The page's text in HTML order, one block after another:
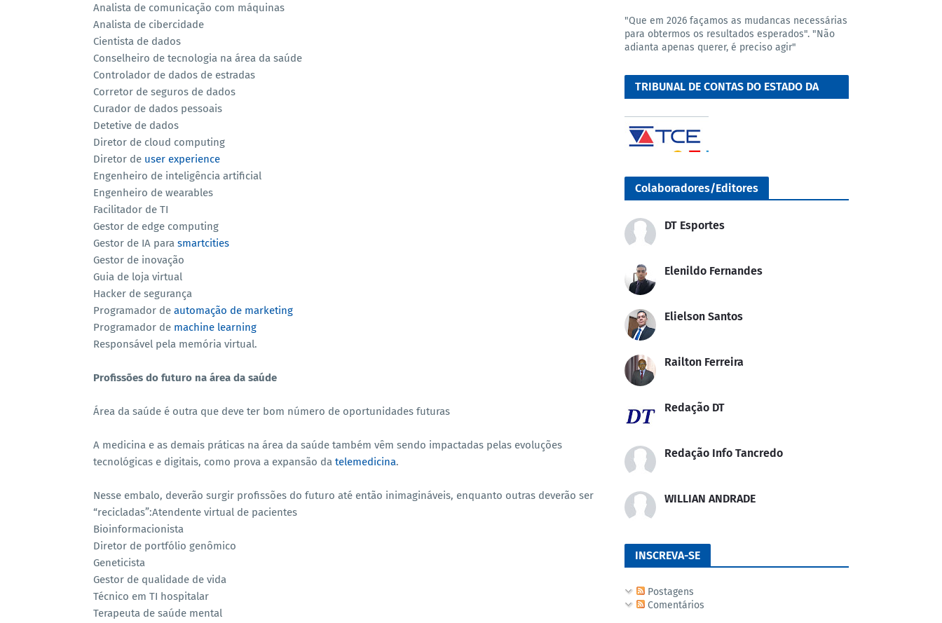
Analista de comunicação com máquinas
Analista de cibercidade
Cientista de dados
Conselheiro de tecnologia na área da saúde
Controlador de dados de estradas
Corretor de seguros de dados
Curador de dados pessoais
Detetive de dados
Diretor de cloud computing
Diretor de user experience
Engenheiro de inteligência artificial
Engenheiro de wearables
Facilitador de TI
Gestor de edge computing
Gestor de IA para smartcities
Gestor de inovação
Guia de loja virtual
Hacker de segurança
Programador de automação de marketing
Programador de machine learning
Responsável pela memória virtual.
Profissões do futuro na área da saúde
Área da saúde é outra que deve ter bom número de oportunidades futuras
A medicina e as demais práticas na área da saúde também vêm sendo impactadas pelas evoluções
tecnológicas e digitais, como prova a expansão da telemedicina.
Nesse embalo, deverão surgir profissões do futuro até então inimagináveis, enquanto outras deverão ser
“recicladas”:Atendente virtual de pacientes
Bioinformacionista
Diretor de portfólio genômico
Geneticista
Gestor de qualidade de vida
Técnico em TI hospitalar
Terapeuta de saúde mental
"Que em 2026 façamos as mudancas necessárias
para obtermos os resultados esperados". "Não
adianta apenas querer, é preciso agir"
TRIBUNAL DE CONTAS DO ESTADO DA
Colaboradores/Editores
DT Esportes
Elenildo Fernandes
Elielson Santos
Railton Ferreira
Redação DT
Redação Info Tancredo
WILLIAN ANDRADE
INSCREVA-SE
Postagens
Comentários